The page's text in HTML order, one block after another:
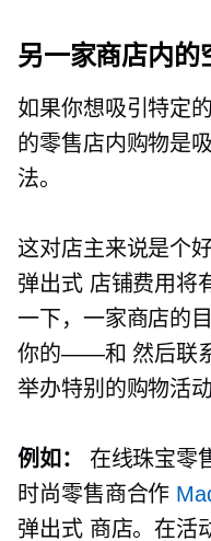
另一家商店内的
如果你想吸引特定
的零售店内购物是
法。
这对店主来说是个
弹出式店铺费用将
一下，一家商店的
你的——和 然后联
举办特别的购物活动
例如：
在线珠宝零
时尚零售商合作
弹出式商店。在活